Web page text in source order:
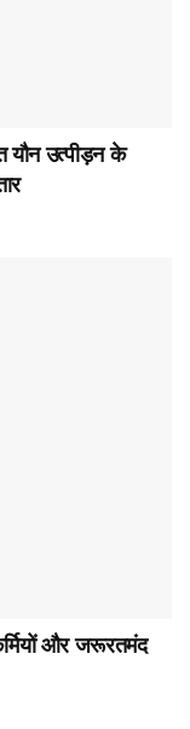
यौन उत्पीड़न के
और जरूरतमंद